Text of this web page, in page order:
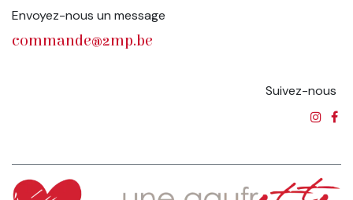
Envoyez-nous un message
commande@2mp.be
Suivez-nous